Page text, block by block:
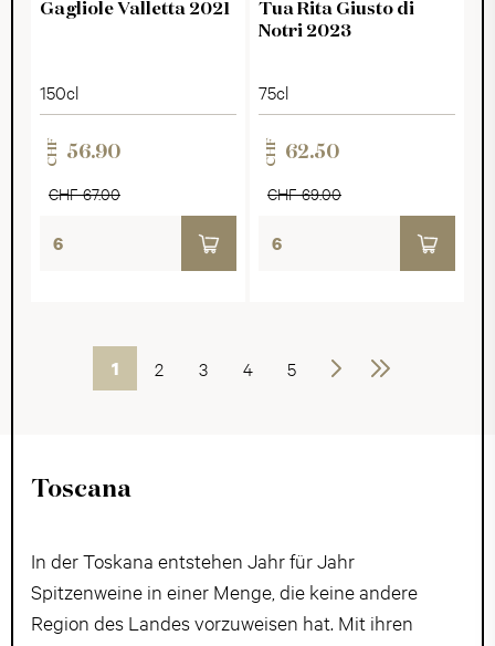
Gagliole Valletta 2021
150cl
CHF 56.90
CHF 67.00
Tua Rita Giusto di
Notri 2023
75cl
CHF 62.50
CHF 69.00
1 2 3 4 5 Weiter Letzte
Toscana
In der Toskana entstehen Jahr für Jahr
Spitzenweine in einer Menge, die keine andere
Region des Landes vorzuweisen hat. Mit ihren